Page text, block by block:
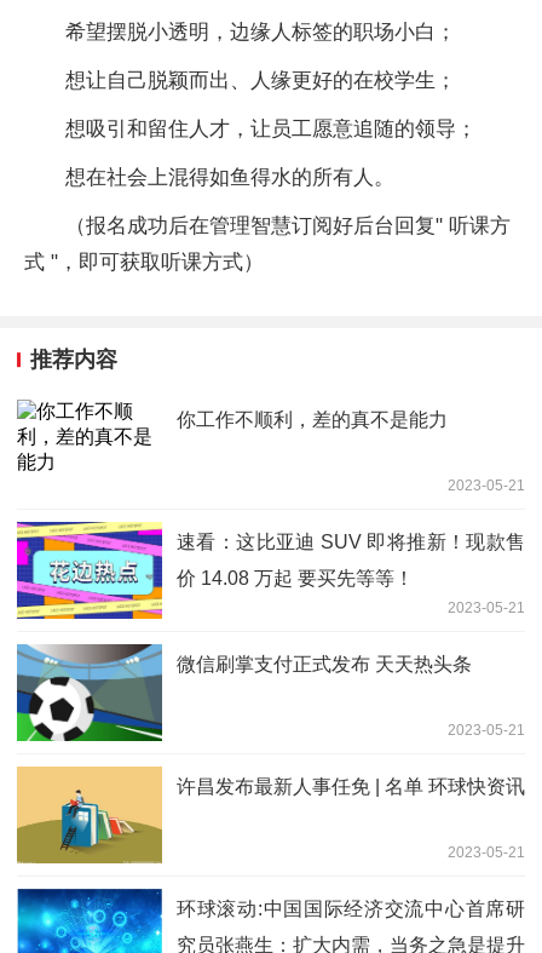
希望摆脱小透明，边缘人标签的职场小白；
想让自己脱颖而出、人缘更好的在校学生；
想吸引和留住人才，让员工愿意追随的领导；
想在社会上混得如鱼得水的所有人。
（报名成功后在管理智慧订阅好后台回复" 听课方
式 "，即可获取听课方式）
推荐内容
你工作不顺利，差的真不是能力
2023-05-21
速看：这比亚迪 SUV 即将推新！现款售
价 14.08 万起 要买先等等！
2023-05-21
微信刷掌支付正式发布 天天热头条
2023-05-21
许昌发布最新人事任免 | 名单 环球快资讯
2023-05-21
环球滚动:中国国际经济交流中心首席研
究员张燕生：扩大内需，当务之急是提升